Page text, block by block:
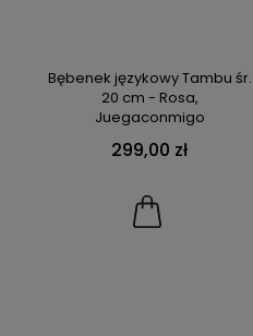
Bębenek językowy Tambu śr.
20 cm - Rosa,
Juegaconmigo
299,00 zł